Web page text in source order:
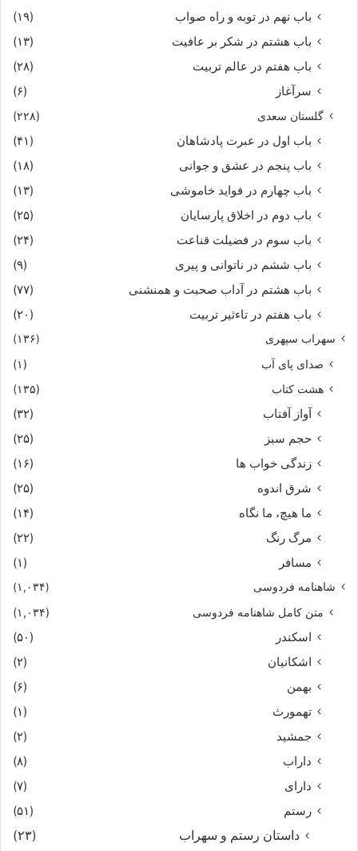
باب نهم در توبه و راه صواب
(۱۹)
باب هشتم در شکر بر عافیت
(۱۳)
باب هفتم در عالم تربیت
(۲۸)
سرآغاز
(۶)
گلستان سعدی (۲۲۸)
باب اول در عبرت پادشاهان
(۴۱)
باب پنجم در عشق و جوانى
(۱۸)
باب چهارم در فواید خاموشى
(۱۳)
باب دوم در اخلاق پارسایان
(۲۵)
باب سوم در فضیلت قناعت
(۲۴)
باب ششم در ناتوانى و پیرى
(۹)
باب هشتم در آداب صحبت و همنشنى
(۷۷)
باب هفتم در تاءثیر تربیت
(۲۰)
سهراب سپهری (۱۳۶)
صدای پای آب
(۱)
هشت کتاب
(۱۳۵)
آواز آفتاب
(۳۲)
حجم سبز
(۲۵)
زندگی خواب ها
(۱۶)
شرق اندوه
(۲۵)
ما هیچ، ما نگاه
(۱۴)
مرگ رنگ
(۲۲)
مسافر
(۱)
شاهنامه فردوسی (۱,۰۳۴)
متن کامل شاهنامه فردوسی (۱,۰۳۴)
اسکندر
(۵۰)
اشکانیان
(۲)
بهمن
(۶)
تهمورث
(۱)
جمشید
(۲)
داراب
(۸)
دارای
(۷)
رستم
(۵۱)
داستان رستم و سهراب
(۲۳)